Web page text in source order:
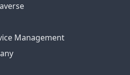
Management